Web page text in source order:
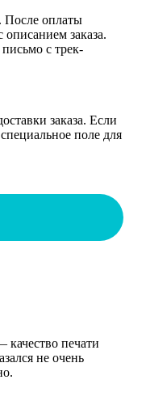
После оплаты
заказа.
с трек-
заказа. Если
поле для
печати
не очень